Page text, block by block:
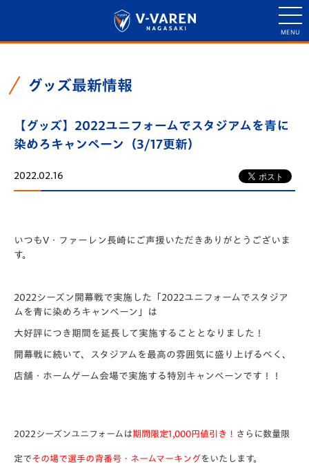
グッズ最新情報
【グッズ】2022ユニフォームでスタジアムを青に
染めろキャンペーン（3/17更新）
2022.02.16
いつもV・ファーレン長崎にご声援いただきありがとうございま
す。
2022シーズン開幕戦で実施した「2022ユニフォームでスタジア
ムを青に染めろキャンペーン」は
大好評につき期間を延長して実施することとなりました！
開幕戦に続いて、スタジアムを最高の雰囲気に盛り上げるべく、
店舗・ホームゲーム会場で実施する特別キャンペーンです！！
2022シーズンユニフォームは期間限定1,000円値引き！ さらに数量限
定でその場で選手の背番号・ネームマーキングをいたします。